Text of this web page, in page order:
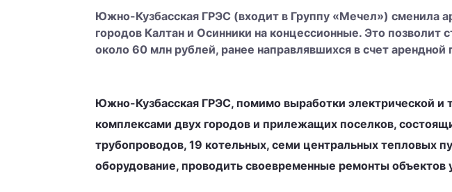
Южно-Кузбасская ГРЭС (входит в Группу «Мечел») сменила
городов Калтан и Осинники на концессионные. Это
около 60 млн рублей, ранее направлявшихся в счет арендной
Южно-Кузбасская ГРЭС, помимо выработки электрической и
комплексами двух городов и прилежащих поселков,
трубопроводов, 19 котельных, семи центральных тепловых
оборудование, проводить своевременные ремонты объектов